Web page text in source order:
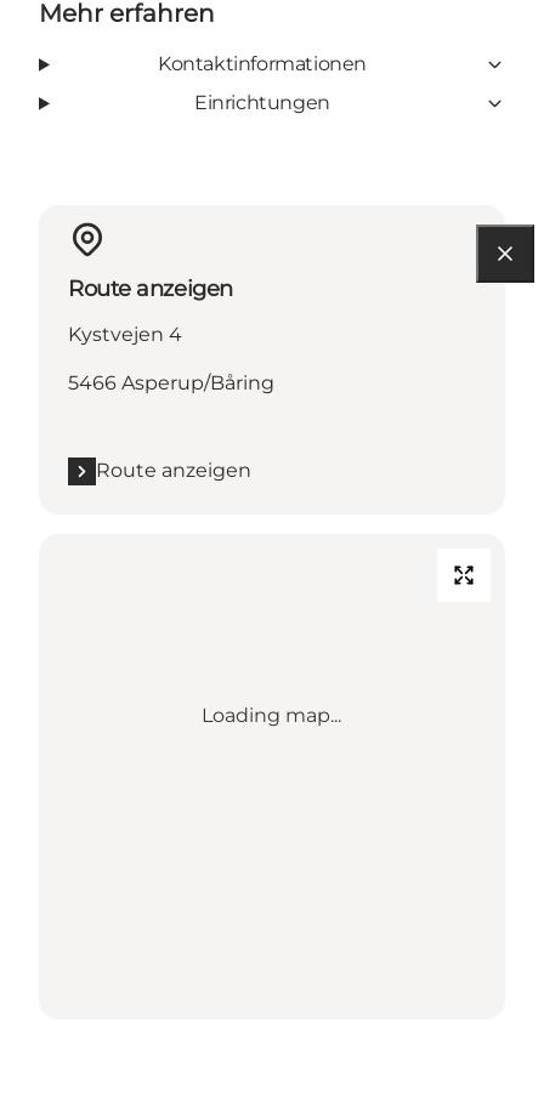
Mehr erfahren
Kontaktinformationen
Einrichtungen
Route anzeigen
Kystvejen 4
5466 Asperup/Båring
Route anzeigen
Loading map...